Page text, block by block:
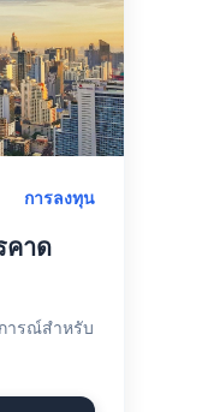
การลงทุน
คาด
ารณ์สำหรับ